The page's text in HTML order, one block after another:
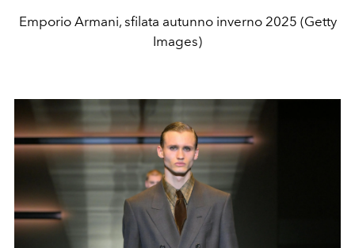
Emporio Armani, sfilata autunno inverno 2025 (Getty
Images)